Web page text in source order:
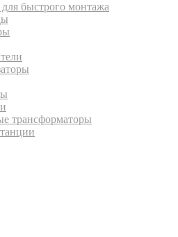
быстрого монтажа
трансформаторы